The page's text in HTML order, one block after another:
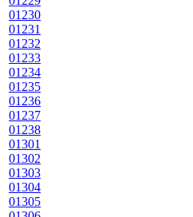
01230
01231
01232
01233
01234
01235
01236
01237
01238
01301
01302
01303
01304
01305